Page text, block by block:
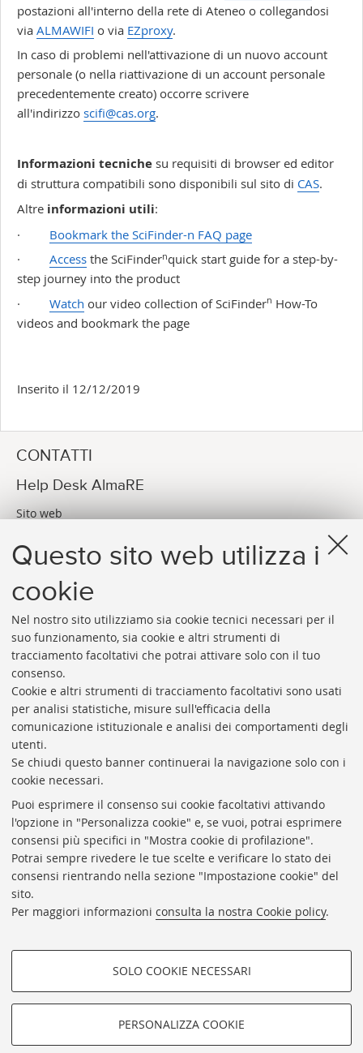
Questo sito web utilizza i
cookie
Nel nostro sito utilizziamo sia cookie tecnici necessari per il
suo funzionamento, sia cookie e altri strumenti di
tracciamento facoltativi che potrai attivare solo con il tuo
consenso.
Cookie e altri strumenti di tracciamento facoltativi sono usati
per analisi statistiche, misure sull'efficacia della
comunicazione istituzionale e analisi dei comportamenti degli
utenti.
Se chiudi questo banner continuerai la navigazione solo con i
cookie necessari.
Puoi esprimere il consenso sui cookie facoltativi attivando
l'opzione in "Personalizza cookie" e, se vuoi, potrai esprimere
consensi più specifici in "Mostra cookie di profilazione".
Potrai sempre rivedere le tue scelte e verificare lo stato dei
consensi rientrando nella sezione "Impostazione cookie" del
sito.
Per maggiori informazioni consulta la nostra Cookie policy.
COOKIE DI PROFILAZIONE -
FACOLTATIVI
SOLO COOKIE NECESSARI
PERSONALIZZA COOKIE
postazioni all'interno della rete di Ateneo o collegandosi
via ALMAWIFI o via EZproxy.
In caso di problemi nell'attivazione di un nuovo account
personale (o nella riattivazione di un account personale
precedentemente creato) occorre scrivere
all'indirizzo scifi@cas.org.
Informazioni tecnichesu requisiti di browser ed editor
di struttura compatibili sono disponibili sul sito di CAS.
Altre informazioni utili:
· Bookmark the SciFinder-n FAQ page
· Accessthe SciFindernquick start guide for a step-by-
step journey into the product
· Watch our video collection of SciFindern How-To
videos and bookmark the page
Inserito il 12/12/2019
CONTATTI
Help Desk AlmaRE
Sito web
E-MAIL
assistenza-almare@unibo.it
Rubrica di Ateneo
Rss
Statistiche
Biblioteche di Ateneo
Sale studio
Carta dei servizi
Proxy
Help Desk
Informazioni sul sito e accessibilità
Impostazioni Cookie